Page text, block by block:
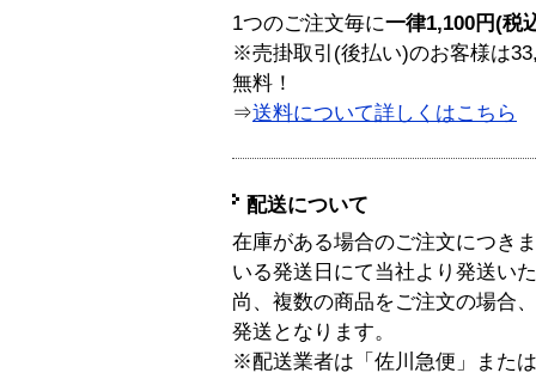
1つのご注文毎に一律1,100円(税
※売掛取引(後払い)のお客様は
無料！
⇒送料について詳しくはこちら
配送について
在庫がある場合のご注文につき
いる発送日にて当社より発送い
尚、複数の商品をご注文の場合
発送となります。
※配送業者は「佐川急便」また